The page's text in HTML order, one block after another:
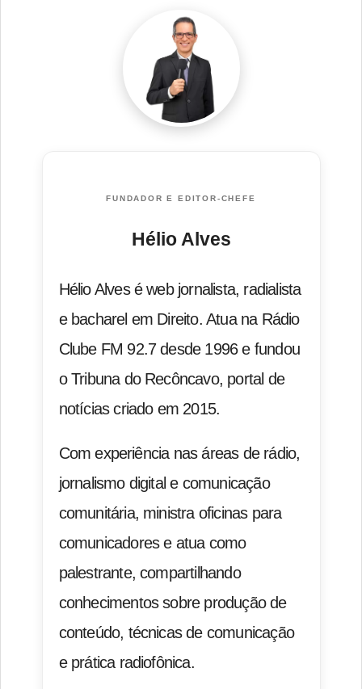
FUNDADOR E EDITOR-CHEFE
Hélio Alves
Hélio Alves é web jornalista, radialista
e bacharel em Direito. Atua na Rádio
Clube FM 92.7 desde 1996 e fundou
o Tribuna do Recôncavo, portal de
notícias criado em 2015.
Com experiência nas áreas de rádio,
jornalismo digital e comunicação
comunitária, ministra oficinas para
comunicadores e atua como
palestrante, compartilhando
conhecimentos sobre produção de
conteúdo, técnicas de comunicação
e prática radiofônica.